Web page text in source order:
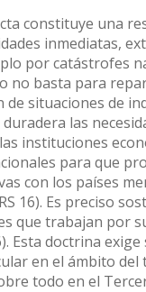
constituye una
inmediatas,
por catástrofes
no basta para
de situaciones de
las
instituciones
para que
con los países
16). Es preciso
que trabajan por
Esta doctrina exige
en el ámbito del
todo en el